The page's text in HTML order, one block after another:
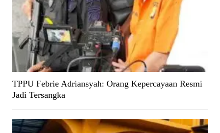
TPPU Febrie Adriansyah: Orang Kepercayaan Resmi
Jadi Tersangka